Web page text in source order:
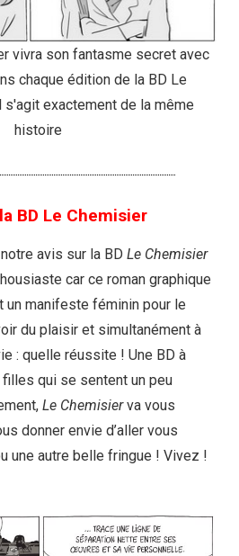
vivra son fantasme secret avec
chaque édition de la BD Le
exactement de la même
histoire
BD Le Chemisier
avis sur la BD Le Chemisier
car ce roman graphique
un manifeste féminin pour le
du plaisir et simultanément à
: quelle réussite ! Une BD à
qui se sentent un peu
Le Chemisierva vous
donner envie d’aller vous
une autre belle fringue ! Vivez !